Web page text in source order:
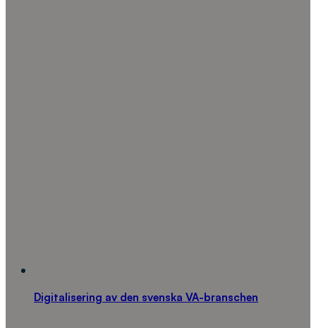
Digitalisering av den svenska VA-branschen